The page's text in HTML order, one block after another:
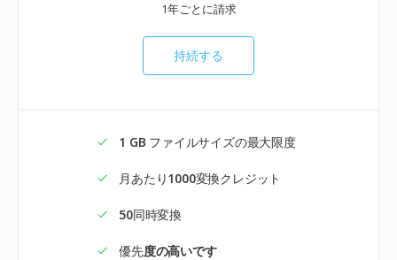
1年ごとに請求
持続する
1 GB ファイルサイズの最大限度
月あたり1000変換クレジット
50同時変換
優先度の高いです